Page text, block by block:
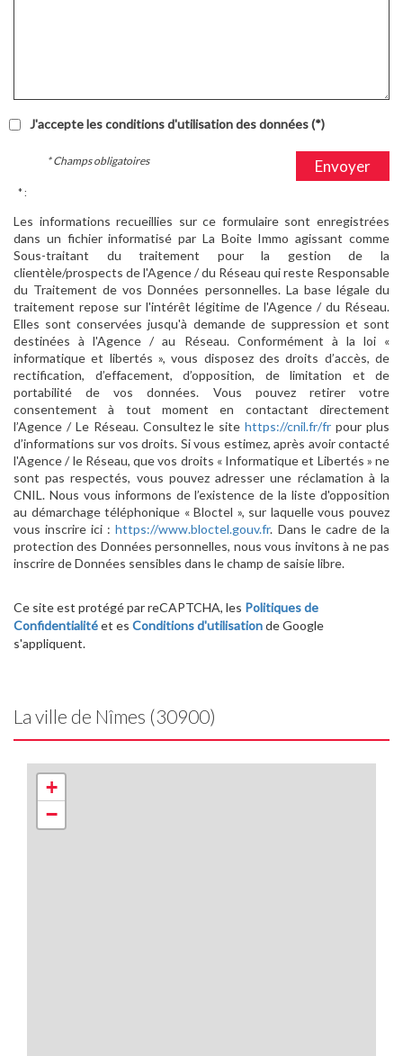
J'accepte les conditions d'utilisation des données (*)
Envoyer
* Champs obligatoires
* :
Les informations recueillies sur ce formulaire sont enregistrées
dans un fichier informatisé par La Boite Immo agissant comme
Sous-traitant du traitement pour la gestion de la
clientèle/prospects de l'Agence / du Réseau qui reste Responsable
du Traitement de vos Données personnelles. La base légale du
traitement repose sur l'intérêt légitime de l'Agence / du Réseau.
Elles sont conservées jusqu'à demande de suppression et sont
destinées à l'Agence / au Réseau. Conformément à la loi «
informatique et libertés », vous disposez des droits d’accès, de
rectification, d’effacement, d’opposition, de limitation et de
portabilité de vos données. Vous pouvez retirer votre
consentement à tout moment en contactant directement
l’Agence / Le Réseau. Consultez le sitehttps://cnil.fr/fr pour plus
d’informations sur vos droits. Si vous estimez, après avoir contacté
l'Agence / le Réseau, que vos droits « Informatique et Libertés » ne
sont pas respectés, vous pouvez adresser une réclamation à la
CNIL. Nous vous informons de l’existence de la liste d'opposition
au démarchage téléphonique « Bloctel », sur laquelle vous pouvez
vous inscrire ici :https://www.bloctel.gouv.fr. Dans le cadre de la
protection des Données personnelles, nous vous invitons à ne pas
inscrire de Données sensibles dans le champ de saisie libre.
Ce site est protégé par reCAPTCHA, les Politiques de
Confidentialitéet es Conditions d'utilisationde Google
s'appliquent.
La ville de Nîmes (30900)
+
−